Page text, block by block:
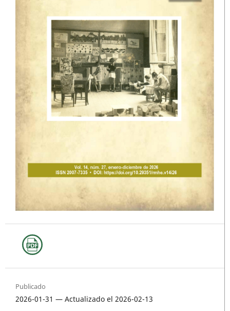
Publicado
2026-01-31 — Actualizado el 2026-02-13